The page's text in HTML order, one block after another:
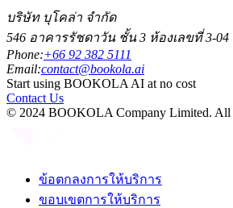
บริษัท บุโคล่า จำกัด
546 อาคารรัชดาวัน ชั้น 3 ห้องเลขที่ 3-
Phone:+66 92 382 5111
Email:contact@bookola.ai
Start using BOOKOLA AI at no cost
Contact Us
© 2024 BOOKOLA Company Limited. All
ข้อตกลงการให้บริการ
ขอบเขตการให้บริการ